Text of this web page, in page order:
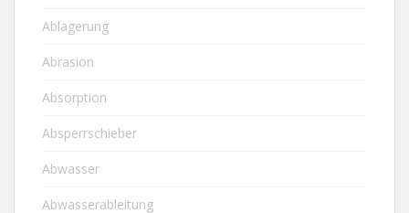
Ablagerung
Abrasion
Absorption
Absperrschieber
Abwasser
Abwasserableitung